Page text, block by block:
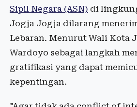
Sipil Negara (ASN) di
Jogja Jogja dilarang
Lebaran. Menurut Wali Kota
Wardoyo sebagai langkah
gratifikasi yang dapat
kepentingan.